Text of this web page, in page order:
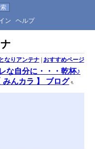
ン ヘルプ
なりアンテナ| おすすめページ
な自分に・・・乾杯♪
みんカラ 】 ブログ